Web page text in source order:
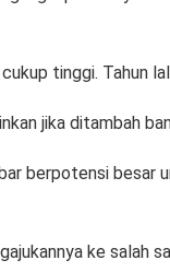
tinggi. Tahun
jika ditambah
berpotensi
ke salah